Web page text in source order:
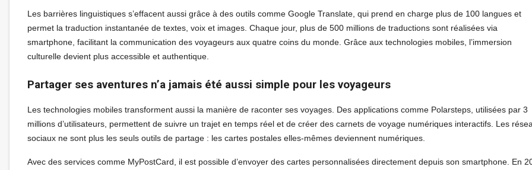
Les barrières linguistiques s’effacent aussi grâce à des outils comme Google Translate, qui prend en charge plus de 100 langues et
permet la traduction instantanée de textes, voix et images. Chaque jour, plus de 500 millions de traductions sont réalisées via
smartphone, facilitant la communication des voyageurs aux quatre coins du monde. Grâce aux technologies mobiles, l’immersion
culturelle devient plus accessible et authentique.
Partager ses aventures n’a jamais été aussi simple pour les voyageurs
Les technologies mobiles transforment aussi la manière de raconter ses voyages. Des applications comme Polarsteps, utilisées par 3
millions d’utilisateurs, permettent de suivre un trajet en temps réel et de créer des carnets de voyage numériques interactifs. Les
sociaux ne sont plus les seuls outils de partage : les cartes postales elles-mêmes deviennent numériques.
Avec des services comme MyPostCard, il est possible d’envoyer des cartes personnalisées directement depuis son smartphone. En